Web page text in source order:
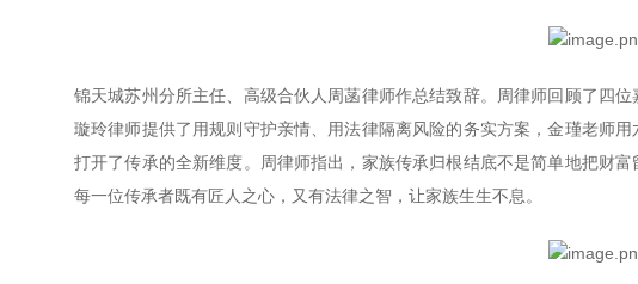
锦天城苏州分所主任、高级合伙人周菡律师作总结致辞。周律师回顾了四
璇玲律师提供了用规则守护亲情、用法律隔离风险的务实方案，金瑾老师
打开了传承的全新维度。周律师指出，家族传承归根结底不是简单地把财
每一位传承者既有匠人之心，又有法律之智，让家族生生不息。